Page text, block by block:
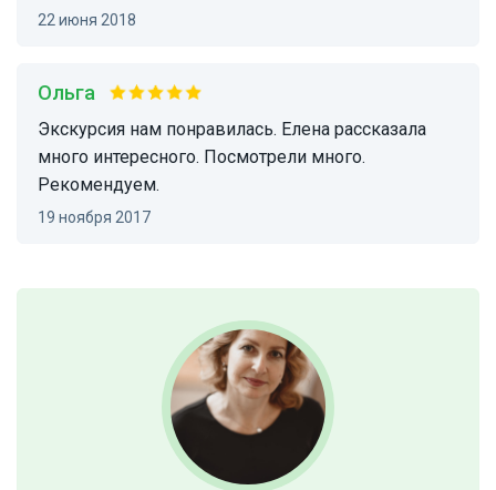
22 июня 2018
Ольга
Экскурсия нам понравилась. Елена рассказала
много интересного. Посмотрели много.
Рекомендуем.
19 ноября 2017